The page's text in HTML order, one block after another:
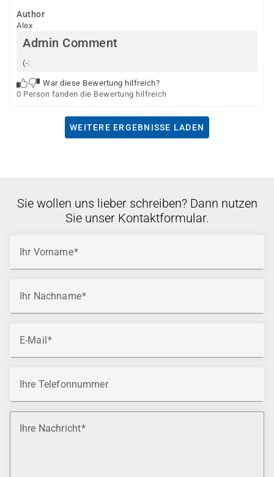
Author
Alex
Admin Comment
(-:
War diese Bewertung hilfreich?
0 Person fanden die Bewertung hilfreich
WEITERE ERGEBNISSE LADEN
Sie wollen uns lieber schreiben? Dann nutzen
Sie unser Kontaktformular.
Ihr Vorname
Ihr Nachname
E-Mail
Ihre Telefonnummer
Ihre Nachricht